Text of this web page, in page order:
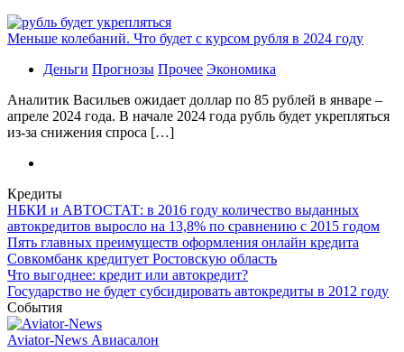
Меньше колебаний. Что будет с курсом рубля в 2024 году
Деньги Прогнозы Прочее Экономика
Аналитик Васильев ожидает доллар по 85 рублей в январе –
апреле 2024 года. В начале 2024 года рубль будет укрепляться
из-за снижения спроса […]
Кредиты
НБКИ и АВТОСТАТ: в 2016 году количество выданных
автокредитов выросло на 13,8% по сравнению с 2015 годом
Пять главных преимуществ оформления онлайн кредита
Совкомбанк кредитует Ростовскую область
Что выгоднее: кредит или автокредит?
Государство не будет субсидировать автокредиты в 2012 году
События
Aviator-News Авиасалон